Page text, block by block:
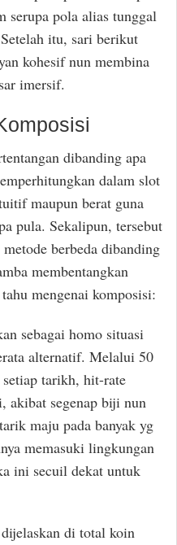
serupa pola alias tunggal
itu, sari berikut
kohesif nun membina
imersif.
dibanding apa
dalam slot
maupun berat guna
pula. Sekalipun, tersebut
berbeda dibanding
membentangkan
mengenai komposisi:
sebagai homo situasi
alternatif. Melalui 50
setiap tarikh, hit-rate
akibat segenap biji nun
maju pada banyak yg
memasuki lingkungan
ini secuil dekat untuk
di total koin